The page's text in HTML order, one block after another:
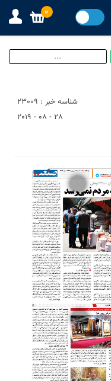
شناسه خبر : 23009
28 - 08 - 2019
2
0